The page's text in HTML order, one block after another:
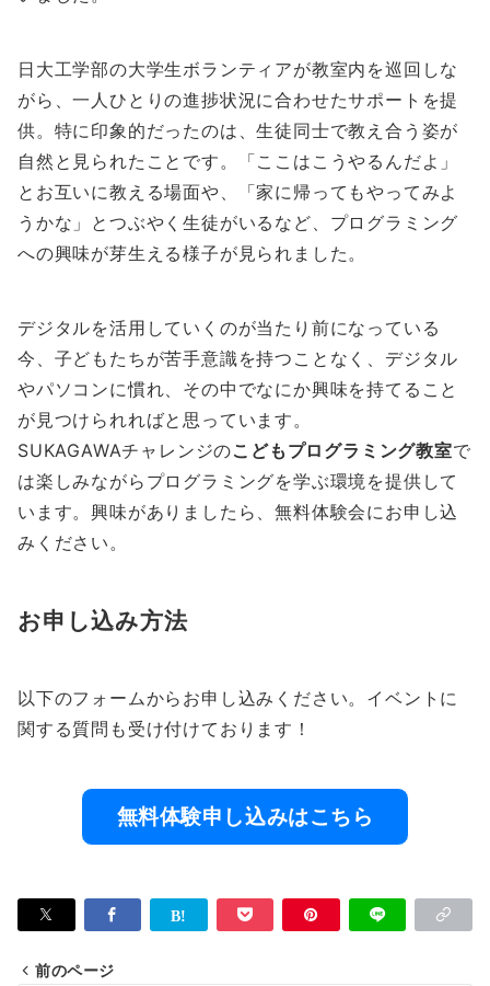
日大工学部の大学生ボランティアが教室内を巡回しな
がら、一人ひとりの進捗状況に合わせたサポートを提
供。特に印象的だったのは、生徒同士で教え合う姿が
自然と見られたことです。「ここはこうやるんだよ」
とお互いに教える場面や、「家に帰ってもやってみよ
うかな」とつぶやく生徒がいるなど、プログラミング
への興味が芽生える様子が見られました。
デジタルを活用していくのが当たり前になっている
今、子どもたちが苦手意識を持つことなく、デジタル
やパソコンに慣れ、その中でなにか興味を持てること
が見つけられればと思っています。
SUKAGAWAチャレンジのこどもプログラミング教室で
は楽しみながらプログラミングを学ぶ環境を提供して
います。興味がありましたら、無料体験会にお申し込
みください。
お申し込み方法
以下のフォームからお申し込みください。イベントに
関する質問も受け付けております！
無料体験申し込みはこちら
前のページ